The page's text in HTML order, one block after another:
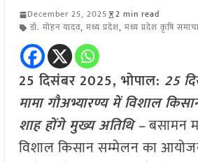
December 25, 2025
2 min read
डॉ. मोहन यादव, मध्य प्रदेश, मध्य प्रदेश कृषि
25 दिसंबर 2025, भोपाल: 25
मामा गौअभ्यारण्य में विशाल
शाह होंगे मुख्य अतिथि –बसामन
विशाल किसान सम्मेलन का